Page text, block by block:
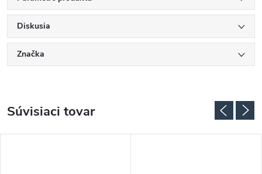
Diskusia
Značka
Súvisiaci tovar